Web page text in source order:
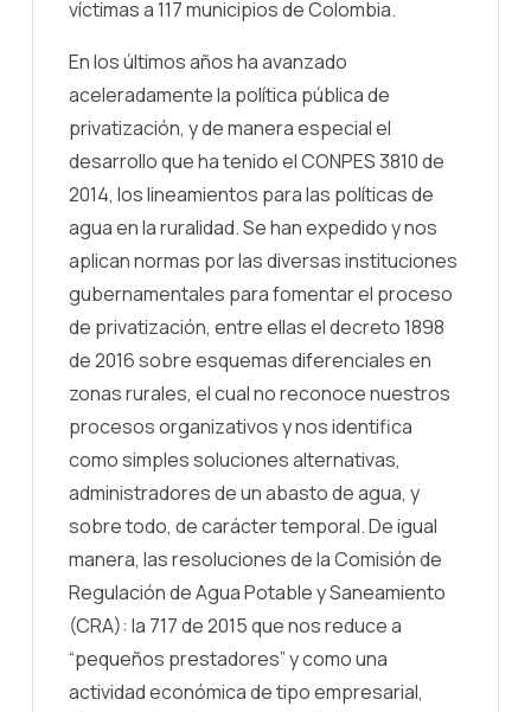
víctimas a 117 municipios de Colombia.
En los últimos años ha avanzado
aceleradamente la política pública de
privatización, y de manera especial el
desarrollo que ha tenido el CONPES 3810 de
2014, los lineamientos para las políticas de
agua en la ruralidad. Se han expedido y nos
aplican normas por las diversas instituciones
gubernamentales para fomentar el proceso
de privatización, entre ellas el decreto 1898
de 2016 sobre esquemas diferenciales en
zonas rurales, el cual no reconoce nuestros
procesos organizativos y nos identifica
como simples soluciones alternativas,
administradores de un abasto de agua, y
sobre todo, de carácter temporal. De igual
manera, las resoluciones de la Comisión de
Regulación de Agua Potable y Saneamiento
(CRA): la 717 de 2015 que nos reduce a
“pequeños prestadores” y como una
actividad económica de tipo empresarial,